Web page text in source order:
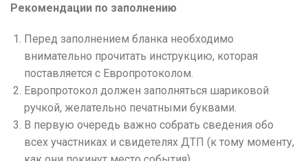
Рекомендации по заполнению
Перед заполнением бланка необходимо
внимательно прочитать инструкцию, которая
поставляется с Европротоколом.
Европротокол должен заполняться шариковой
ручкой, желательно печатными буквами.
В первую очередь важно собрать сведения обо
всех участниках и свидетелях ДТП (к тому моменту,